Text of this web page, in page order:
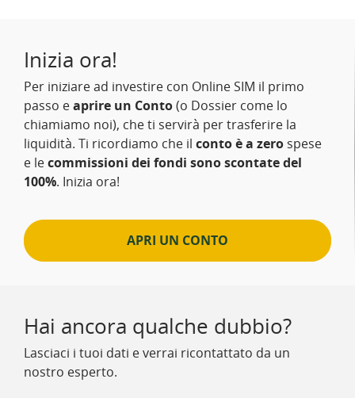
Inizia ora!
Per iniziare ad investire con Online SIM il primo
passo eaprire un Conto(o Dossier come lo
chiamiamo noi), che ti servirà per trasferire la
liquidità. Ti ricordiamo che il conto è a zero spese
e lecommissioni dei fondi sono scontate del
100%. Inizia ora!
APRI UN CONTO
Hai ancora qualche dubbio?
Lasciaci i tuoi dati e verrai ricontattato da un
nostro esperto.